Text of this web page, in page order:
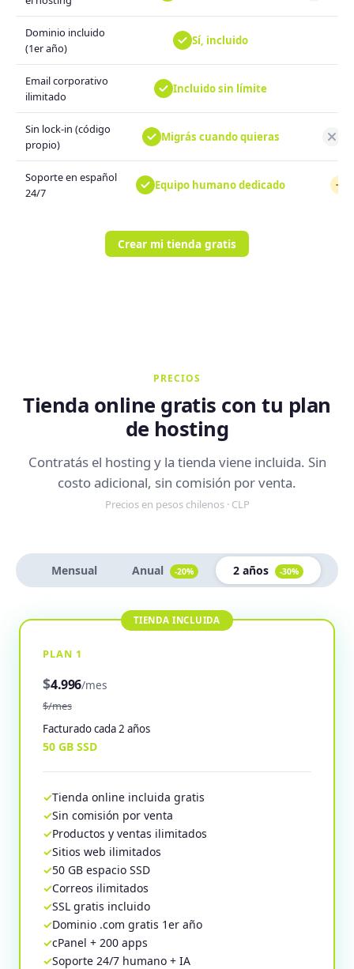
Dominio incluido
(1er año)
Sí, incluido
Email corporativo
ilimitado
Incluido sin límite
Sin lock-in (código
propio)
Migrás cuando quieras
Soporte en español
24/7
Equipo humano dedicado
Crear mi tienda gratis
PRECIOS
Tienda online gratis con tu plan
de hosting
Contratás el hosting y la tienda viene incluida. Sin
costo adicional, sin comisión por venta.
Precios en pesos chilenos · CLP
Mensual Anual -20% 2 años -30%
PLAN 1
$4.996/mes
$/mes
Facturado cada 2 años
50 GB SSD
Tienda online incluida gratis
Sin comisión por venta
Productos y ventas ilimitados
Sitios web ilimitados
50 GB espacio SSD
Correos ilimitados
SSL gratis incluido
Dominio .com gratis 1er año
cPanel + 200 apps
Soporte 24/7 humano + IA